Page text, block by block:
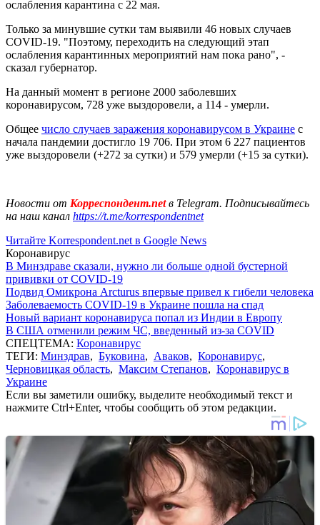
ослабления карантина с 22 мая.
Только за минувшие сутки там выявили 46 новых случаев
COVID-19. "Поэтому, переходить на следующий этап
ослабления карантинных мероприятий нам пока рано", -
сказал губернатор.
На данный момент в регионе 2000 заболевших
коронавирусом, 728 уже выздоровели, а 114 - умерли.
Общее число случаев заражения коронавирусом в Украине с
начала пандемии достигло 19 706. При этом 6 227 пациентов
уже выздоровели (+272 за сутки) и 579 умерли (+15 за сутки).
Новости от Корреспондент.netв Telegram. Подписывайтесь
на наш канал https://t.me/korrespondentnet
Читайте Korrespondent.net в Google News
Коронавирус
В Минздраве сказали, нужно ли больше одной бустерной
прививки от COVID-19
Подвид Омикрона Arcturus впервые привел к гибели человека
Заболеваемость COVID-19 в Украине пошла на спад
Новый вариант коронавируса попал из Индии в Европу
В США отменили режим ЧС, введенный из-за COVID
СПЕЦТЕМА: Коронавирус
ТЕГИ: Минздрав, Буковина, Аваков, Коронавирус,
Черновицкая область, Максим Степанов, Коронавирус в
Украине
Если вы заметили ошибку, выделите необходимый текст и
нажмите Ctrl+Enter, чтобы сообщить об этом редакции.